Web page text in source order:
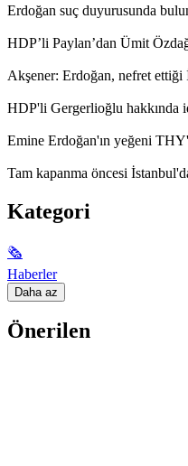
Erdoğan suç duyurusunda
HDP’li Paylan’dan Ümit
Akşener: Erdoğan, nefret ettiği
HDP'li Gergerlioğlu hakkında
Emine Erdoğan'ın yeğeni
Tam kapanma öncesi
Kategori
🗞
Haberler
Daha az
Önerilen